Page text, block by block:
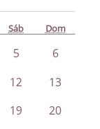
Sáb Dom
5
6
12
13
19 20